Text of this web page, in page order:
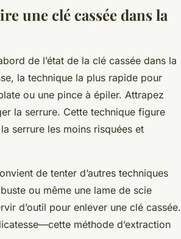
une clé cassée dans la
de l’état de la clé cassée dans la
la technique la plus rapide pour
ou une pince à épiler. Attrapez
la serrure. Cette technique figure
serrure les moins risquées et
de tenter d’autres techniques
ou même une lame de scie
d’outil pour enlever une clé cassée.
méthode d’extraction